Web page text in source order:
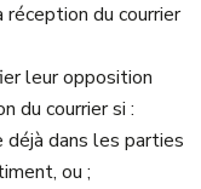
du courrier
leur opposition
du courrier si :
dans les parties
ou ;